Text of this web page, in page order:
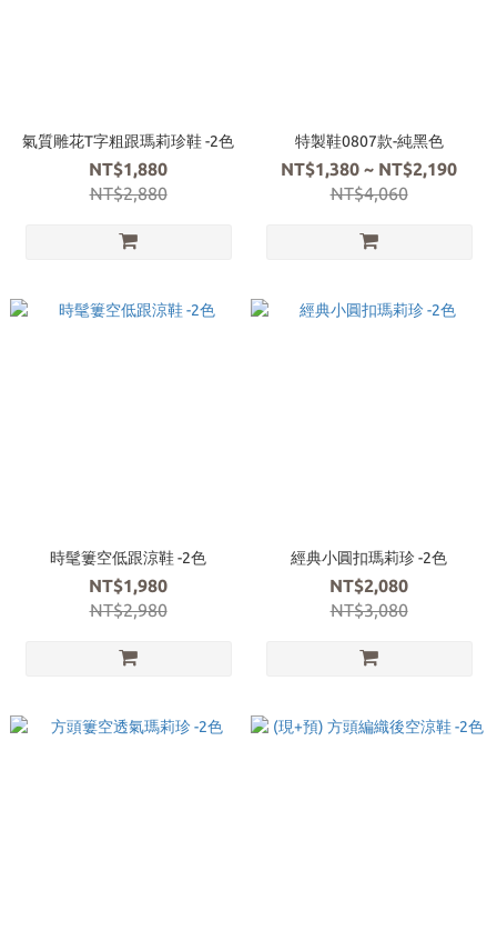
氣質雕花T字粗跟瑪莉珍鞋 -2色
NT$1,880
NT$2,880
特製鞋0807款-純黑色
NT$1,380 ~ NT$2,190
NT$4,060
時髦簍空低跟涼鞋 -2色
NT$1,980
NT$2,980
經典小圓扣瑪莉珍 -2色
NT$2,080
NT$3,080